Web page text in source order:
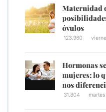
Maternidad
óvulos
123.960
Hormonas
mujeres: lo
nos
31.804